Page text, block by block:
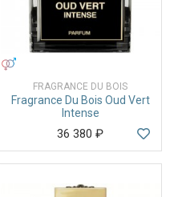
FRAGRANCE DU BOIS
Fragrance Du Bois Oud Vert
Intense
36 380 ₽